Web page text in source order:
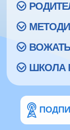
ШКОЛА